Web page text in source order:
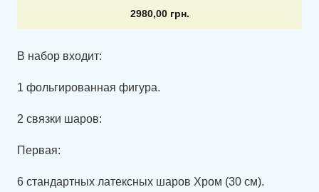
2980,00 грн.
В набор входит:
1 фольгированная фигура.
2 связки шаров:
Первая:
6 стандартных латексных шаров Хром (30 см).